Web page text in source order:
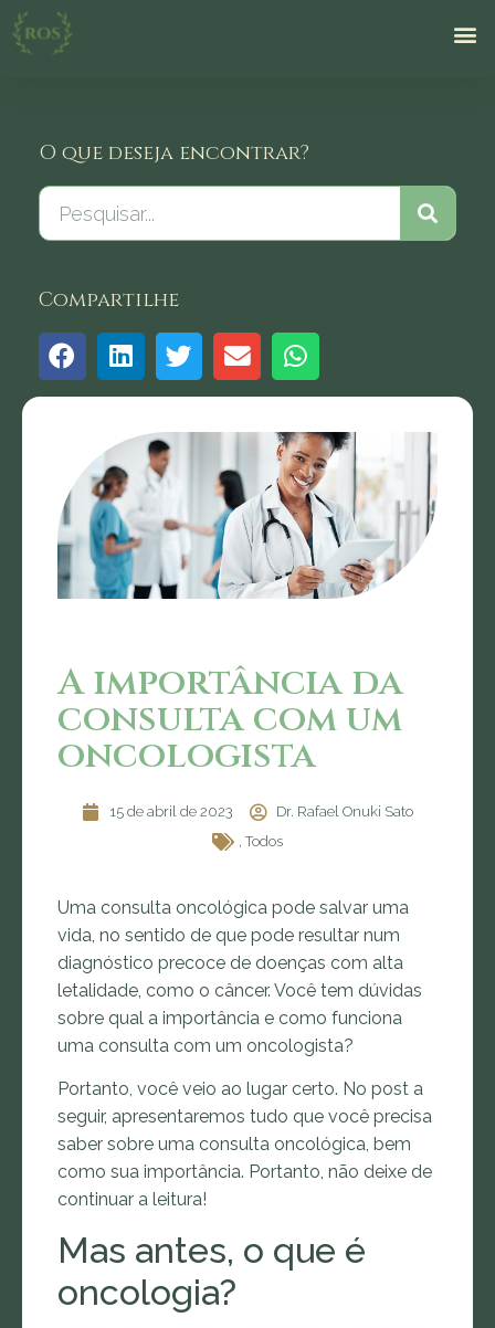
A importância da
consulta com um
oncologista
15 de abril de 2023
Dr. Rafael Onuki Sato
, Todos
Uma consulta oncológica pode salvar uma
vida, no sentido de que pode resultar num
diagnóstico precoce de doenças com alta
letalidade, como o câncer. Você tem dúvidas
sobre qual a importância e como funciona
uma consulta com um oncologista?
Portanto, você veio ao lugar certo. No post a
seguir, apresentaremos tudo que você precisa
saber sobre uma consulta oncológica, bem
como sua importância. Portanto, não deixe de
continuar a leitura!
Mas antes, o que é
oncologia?
O que deseja encontrar?
Compartilhe